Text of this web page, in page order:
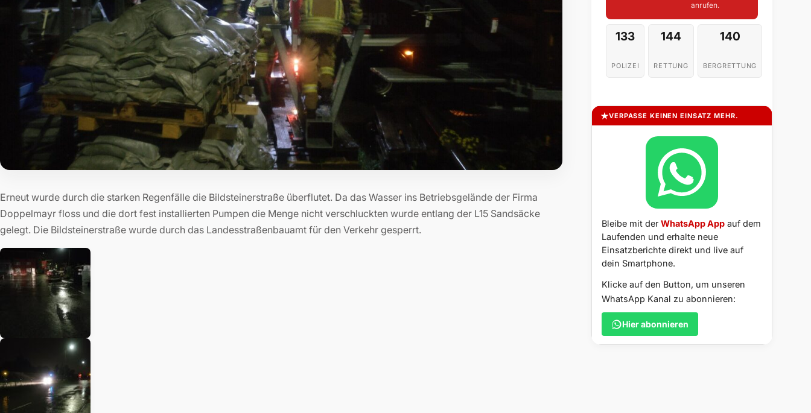
Erneut wurde durch die starken Regenfälle die Bildsteinerstraße überflutet. Da das Wasser ins Betriebsgelände der Firma
Doppelmayr floss und die dort fest installierten Pumpen die Menge nicht verschluckten wurde entlang der L15 Sandsäcke
gelegt. Die Bildsteinerstraße wurde durch das Landesstraßenbauamt für den Verkehr gesperrt.
anrufen.
133
POLIZEI
144
RETTUNG
140
BERGRETTUNG
VERPASSE KEINEN EINSATZ MEHR.
Bleibe mit derWhatsApp App auf dem
Laufenden und erhalte neue
Einsatzberichte direkt und live auf
dein Smartphone.
Klicke auf den Button, um unseren
WhatsApp Kanal zu abonnieren:
Hier abonnieren